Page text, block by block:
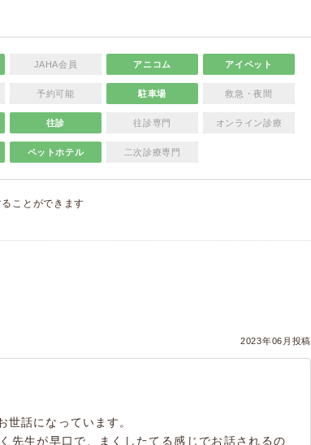
JAHA会員 アニコム アイペット
予約可能 駐車場 救急・夜間
往診 往診専門 オンライン診療
ペットホテル 二次診療専門
ることができます
2023年06月投稿
世話になっています。
先生が早口で、まくしたてる感じでお話されるの